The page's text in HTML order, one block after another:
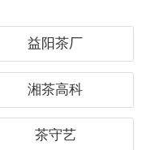
益阳茶厂
湘茶高科
茶守艺